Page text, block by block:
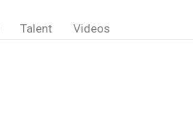
Talent Videos